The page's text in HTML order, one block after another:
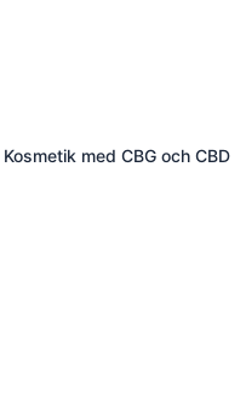
Kosmetik med CBG och CBD